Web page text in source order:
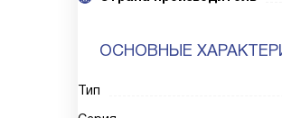
ОСНОВНЫЕ
Тип